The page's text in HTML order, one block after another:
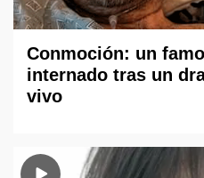
Conmoción: un
internado tras un
vivo